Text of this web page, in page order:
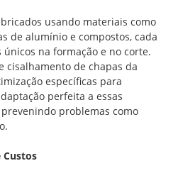
usando materiais como
de alumínio e compostos, cada
na formação e no corte.
cisalhamento de chapas da
específicas para
perfeita a essas
problemas como
Custos